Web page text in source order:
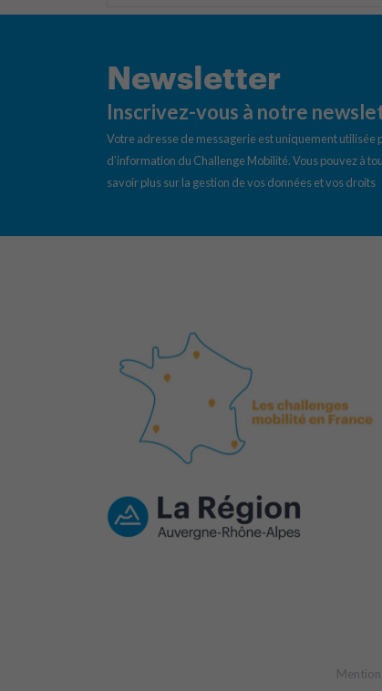
Newsletter
Inscrivez-vous à notre
Votre adresse de messagerie est uniquement
d’information du Challenge Mobilité. Vous pouvez à
savoir plus sur la gestion de vos données et vos droits